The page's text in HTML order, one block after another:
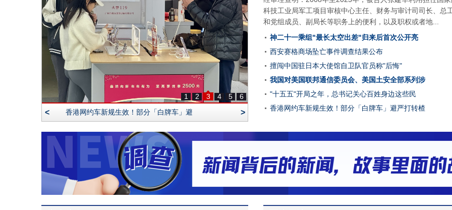
6
5
4
3
2
1
< 香港网约车新规生效！部分「白牌车」避 >
科技工业局军工项目审核中心主任、财务与审计司司长、总
和党组成员、副局长等职务上的便利，以及职权或者地...
神二十一乘组"最长太空出差"归来后首次公开亮
西安赛格商场坠亡事件调查结果公布
擅闯中国驻日本大使馆自卫队官员称"后悔"
我国对美国联邦通信委员会、美国土安全部系列涉
"十五五"开局之年，总书记关心百姓身边这些民
香港网约车新规生效！部分「白牌车」避严打转楂